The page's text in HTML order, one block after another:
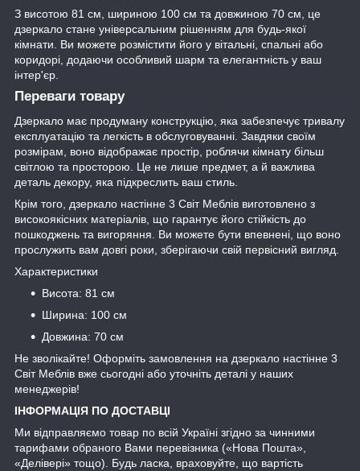
З висотою 81 см, шириною 100 см та довжиною 70 см, це
дзеркало стане універсальним рішенням для будь-якої
кімнати. Ви можете розмістити його у вітальні, спальні або
коридорі, додаючи особливий шарм та елегантність у ваш
інтер'єр.
Переваги товару
Дзеркало має продуману конструкцію, яка забезпечує тривалу
експлуатацію та легкість в обслуговуванні. Завдяки своїм
розмірам, воно відображає простір, роблячи кімнату більш
світлою та просторою. Це не лише предмет, а й важлива
деталь декору, яка підкреслить ваш стиль.
Крім того, дзеркало настінне 3 Світ Меблів виготовлено з
високоякісних матеріалів, що гарантує його стійкість до
пошкоджень та вигоряння. Ви можете бути впевнені, що воно
прослужить вам довгі роки, зберігаючи свій первісний вигляд.
Характеристики
Висота: 81 см
Ширина: 100 см
Довжина: 70 см
Не зволікайте! Оформіть замовлення на дзеркало настінне 3
Світ Меблів вже сьогодні або уточніть деталі у наших
менеджерів!
ІНФОРМАЦІЯ ПО ДОСТАВЦІ
Ми відправляємо товар по всій Україні згідно за чинними
тарифами обраного Вами перевізника («Нова Пошта»,
«Делівері» тощо). Будь ласка, враховуйте, що вартість